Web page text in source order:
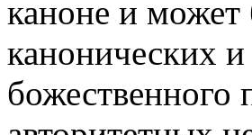
каноне и может
канонических
божественного